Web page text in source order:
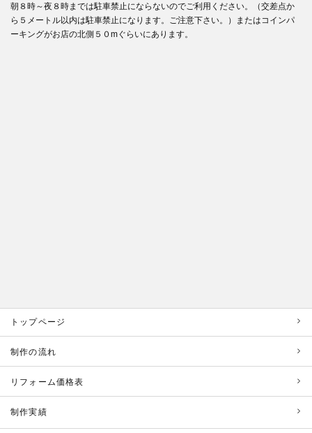
朝８時～夜８時までは駐車禁止にならないのでご利用ください。（交差点か
ら５メートル以内は駐車禁止になります。ご注意下さい。）またはコインパ
ーキングがお店の北側５０mぐらいにあります。
トップページ
制作の流れ
リフォーム価格表
制作実績